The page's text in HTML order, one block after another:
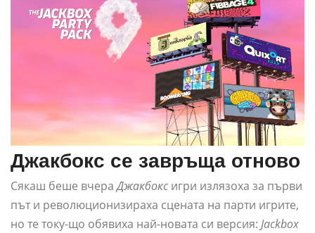
Джакбокс се завръща отново
Сякаш беше вчераДжакбокс игри излязоха за първи
път и революционизираха сцената на парти игрите,
но те току-що обявиха най-новата си версия: Jackbox